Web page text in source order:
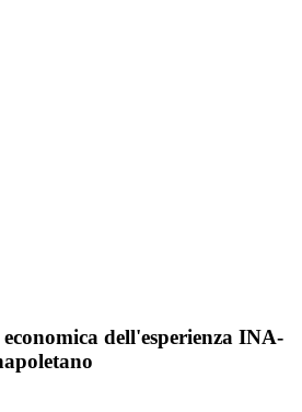
dell'esperienza INA-